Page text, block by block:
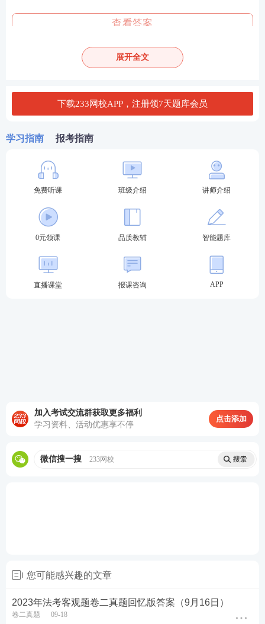
查看答案
58、岳某是A公司法定代表人，未经授权，以公司名
订了《保证合同》。后银行与A公司就担保合同效力
产生争议。对此，下列说法错误的是?
A、因岳某行为属越权行为，故担保无效，A公司无需
B、若大地公司系A公司股东，银行提交了A公司同意
C、若大地公司系A公司股东，银行提交了A公司同意
担保的股东会决议，且由全体股东签字同意担保事
项，则应当认定担保有效
D、银行向法院提交了A公司同意担保的股东会决议，
2月至10月，朝晖公司临时将营业设备和人员派往乙
晖公司筹划业务转型，申请歇业。关于朝辉公司2018
D、朝晖公司应在乙省办理税务登记
查看答案
展开全文
下载233网校APP，注册领7天题库会员
学习指南 报考指南
免费听课 班级介绍 讲师介绍
0元领课 品质教辅 智能题库
直播课堂 报课咨询 APP
加入考试交流群获取更多福利
学习资料、活动优惠享不停
点击添加
微信搜一搜 233网校
您可能感兴趣的文章
2023年法考客观题卷二真题回忆版答案（9月16日）
卷二真题 09-18